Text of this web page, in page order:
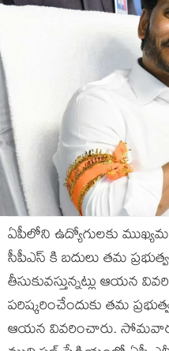
ఏపీలోని ఉద్యోగులకు
సీపీఎస్‌ కి బదులు తమ
తీసుకువస్తున్నట్లు ఆయన
పరిష్కరించేందుకు తమ
ఆయన వివరించారు.